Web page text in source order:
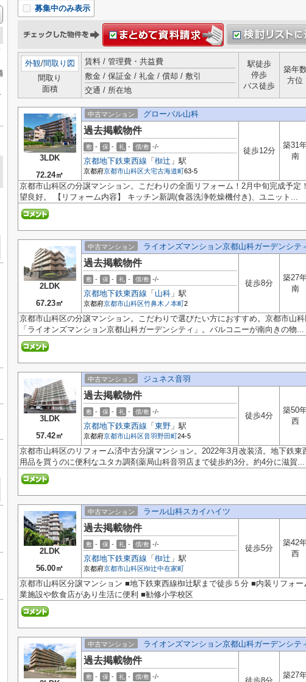
募集中のみ表示
外観/間取り図
間取り
面積
賃料 / 管理費・共益費
敷金 / 保証金 / 礼金 / 償却 / 敷引
交通 / 所在地
駅徒歩
停歩
バス徒歩
築年数
方位
3LDK
72.24㎡
中古マンション グローバル山科
過去掲載物件
敷 - 保 - 礼 - 償/敷 -/-
京都地下鉄東西線 「 椥辻 」駅
京都府京都市山科区大宅古海道町63-5
徒歩12分
築31
南
京都市山科区の分譲マンション。こだわりの全面リフォーム！2月中旬完成予定
望良好。 【リフォーム内容】 キッチン新調(食器洗浄乾燥機付き)、ユニット...
2LDK
67.23㎡
中古マンション ライオンズマンション京都山科ガーデンシテ
過去掲載物件
敷 - 保 - 礼 - 償/敷 -/-
京都地下鉄東西線 「 山科 」駅
京都府京都市山科区竹鼻木ノ本町2
徒歩8分
築27
南
京都市山科区の分譲マンション。こだわりで選びたい方におすすめ。京都市山
「ライオンズマンション京都山科ガーデンシティ」。バルコニーが南向きの物...
3LDK
57.42㎡
中古マンション ジュネス音羽
過去掲載物件
敷 - 保 - 礼 - 償/敷 -/-
京都地下鉄東西線 「 東野 」駅
京都府京都市山科区音羽野田町24-5
徒歩4分
築50
西
京都市山科区のリフォーム済中古分譲マンション。2022年3月改装済。地下鉄東
用品を買うのに便利なユタカ調剤薬局山科音羽店まで徒歩約3分。約4分に滋賀...
2LDK
56.00㎡
中古マンション ラール山科スカイハイツ
過去掲載物件
敷 - 保 - 礼 - 償/敷 -/-
京都地下鉄東西線 「 椥辻 」駅
京都府京都市山科区椥辻中在家町
徒歩5分
築42
西
京都市山科区分譲マンション ■地下鉄東西線椥辻駅まで徒歩５分 ■内装リフォ
業施設や飲食店があり生活に便利 ■勧修小学校区
中古マンション ライオンズマンション京都山科ガーデンシテ
過去掲載物件
敷 - 保 - 礼 - 償/敷 -/-
築27